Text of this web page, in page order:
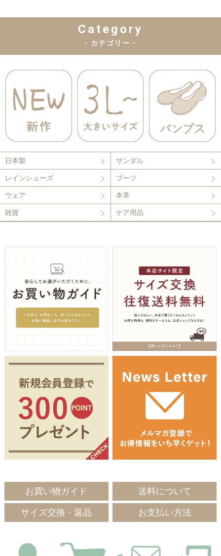
Category
- カテゴリー -
日本製 サンダル
レインシューズ ブーツ
ウェア 本革
雑貨 ケア用品
お買い物ガイド 送料について
サイズ交換・返品 お支払い方法